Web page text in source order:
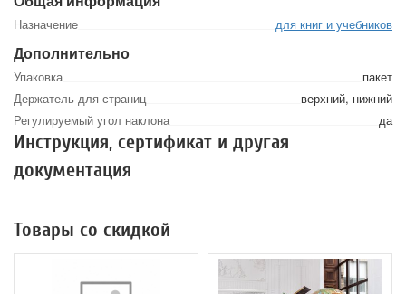
Назначение для книг и учебников
Дополнительно
Упаковка
пакет
Держатель для страниц
верхний, нижний
Регулируемый угол наклона
да
Инструкция, сертификат и другая
документация
Товары со скидкой